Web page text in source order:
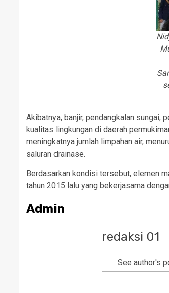
Akibatnya, banjir, pendangkalan sungai,
kualitas lingkungan di daerah
meningkatnya jumlah limpahan air,
saluran drainase.
Berdasarkan kondisi tersebut, elemen
tahun 2015 lalu yang bekerjasama
Admin
redaksi 01
See author's